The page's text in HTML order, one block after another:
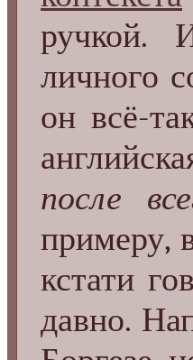
ручкой.
личного
он всё-
после
примеру,
кстати
давно.